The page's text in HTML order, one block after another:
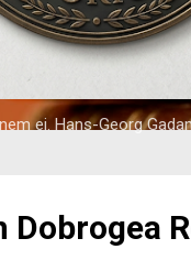
ei. Hans-Georg